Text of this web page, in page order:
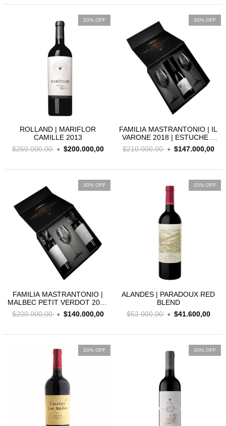
20% OFF
ROLLAND | MARIFLOR
CAMILLE 2013
$250.000,00
$200.000,00
30% OFF
FAMILIA MASTRANTONIO | IL
VARONE 2018 | ESTUCHE 1
BOTELLA + 2 COPAS
$210.000,00 $147.000,00
30% OFF
FAMILIA MASTRANTONIO |
MALBEC PETIT VERDOT 2018
| ESTUCHE 2 BOTELLAS + 1
COPA
$200.000,00 $140.000,00
20% OFF
ALANDES | PARADOUX RED
BLEND
$52.000,00
$41.600,00
20% OFF 30% OFF